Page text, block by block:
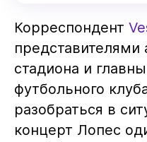
Корреспондент
стадиона и
футбольного
разобраться в
концерт Лопес